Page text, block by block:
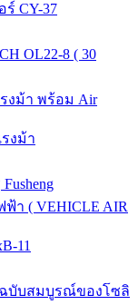
CY-37
OL22-8 ( 30
งม้า พร้อม Air
งม้า
า ( VEHICLE AIR
11
บับสมบูรณ์ของโซลิ